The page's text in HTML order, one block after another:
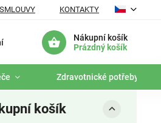
KONTAKTY
Nákupní košík
Prázdný košík
Zdravotnické potřeby
košík